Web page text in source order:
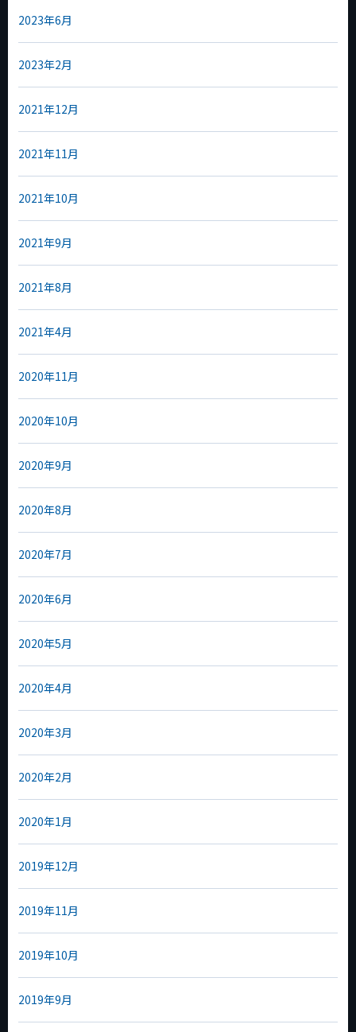
2023年6月
2023年2月
2021年12月
2021年11月
2021年10月
2021年9月
2021年8月
2021年4月
2020年11月
2020年10月
2020年9月
2020年8月
2020年7月
2020年6月
2020年5月
2020年4月
2020年3月
2020年2月
2020年1月
2019年12月
2019年11月
2019年10月
2019年9月